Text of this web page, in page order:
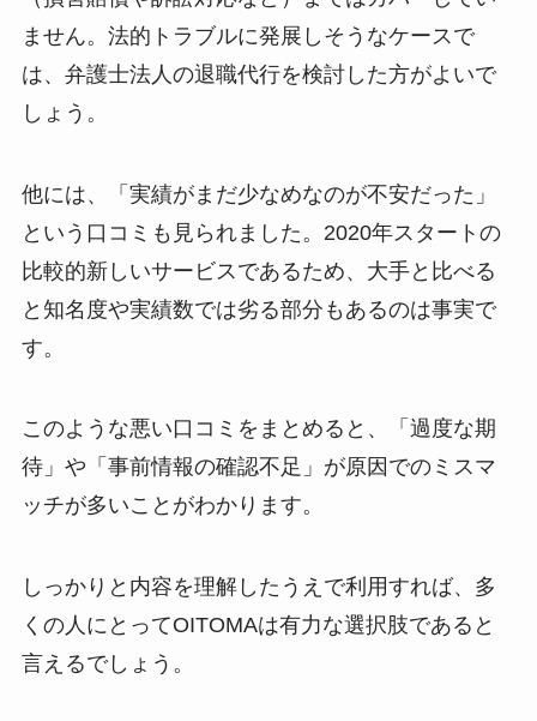
ません。法的トラブルに発展しそうなケースで
は、弁護士法人の退職代行を検討した方がよいで
しょう。
他には、「実績がまだ少なめなのが不安だった」
という口コミも見られました。2020年スタートの
比較的新しいサービスであるため、大手と比べる
と知名度や実績数では劣る部分もあるのは事実で
す。
このような悪い口コミをまとめると、「過度な期
待」や「事前情報の確認不足」が原因でのミスマ
ッチが多いことがわかります。
しっかりと内容を理解したうえで利用すれば、多
くの人にとってOITOMAは有力な選択肢であると
言えるでしょう。